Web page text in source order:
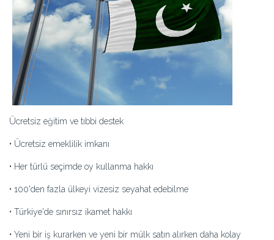
Ücretsiz eğitim ve tıbbi destek
• Ücretsiz emeklilik imkanı
• Her türlü seçimde oy kullanma hakkı
• 100'den fazla ülkeyi vizesiz seyahat edebilme
• Türkiye'de sınırsız ikamet hakkı
• Yeni bir iş kurarken ve yeni bir mülk satın alırken daha kolay